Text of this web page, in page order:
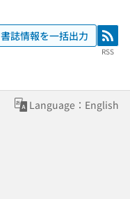
書誌情報を一括出力 RSS
RSS
Language：English